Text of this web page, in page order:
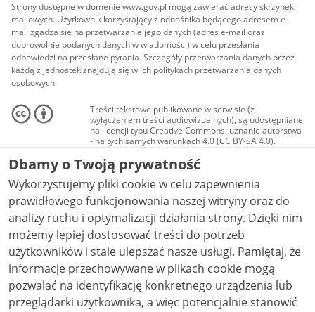
Strony dostępne w domenie www.gov.pl mogą zawierać adresy skrzynek
mailowych. Użytkownik korzystający z odnośnika będącego adresem e-
mail zgadza się na przetwarzanie jego danych (adres e-mail oraz
dobrowolnie podanych danych w wiadomości) w celu przesłania
odpowiedzi na przesłane pytania. Szczegóły przetwarzania danych przez
każdą z jednostek znajdują się w ich politykach przetwarzania danych
osobowych.
Treści tekstowe publikowane w serwisie (z
wyłączeniem treści audiowizualnych), są udostępniane
na licencji typu Creative Commons: uznanie autorstwa
- na tych samych warunkach 4.0 (CC BY-SA 4.0).
Materiały audiowizualne, w tym zdjęcia, materiały
audio i wideo, są udostępniane na licencji typu
Creative Commons: uznanie autorstwa użycie
niekomercyjne - bez utworów zależnych 4.0 (CC BY-
NC-ND 4.0), o ile nie jest to stwierdzone inaczej.
Dbamy o Twoją prywatność
Wykorzystujemy pliki cookie w celu zapewnienia
prawidłowego funkcjonowania naszej witryny oraz do
analizy ruchu i optymalizacji działania strony. Dzięki nim
możemy lepiej dostosować treści do potrzeb
użytkowników i stale ulepszać nasze usługi. Pamiętaj, że
informacje przechowywane w plikach cookie mogą
pozwalać na identyfikację konkretnego urządzenia lub
przeglądarki użytkownika, a więc potencjalnie stanowić